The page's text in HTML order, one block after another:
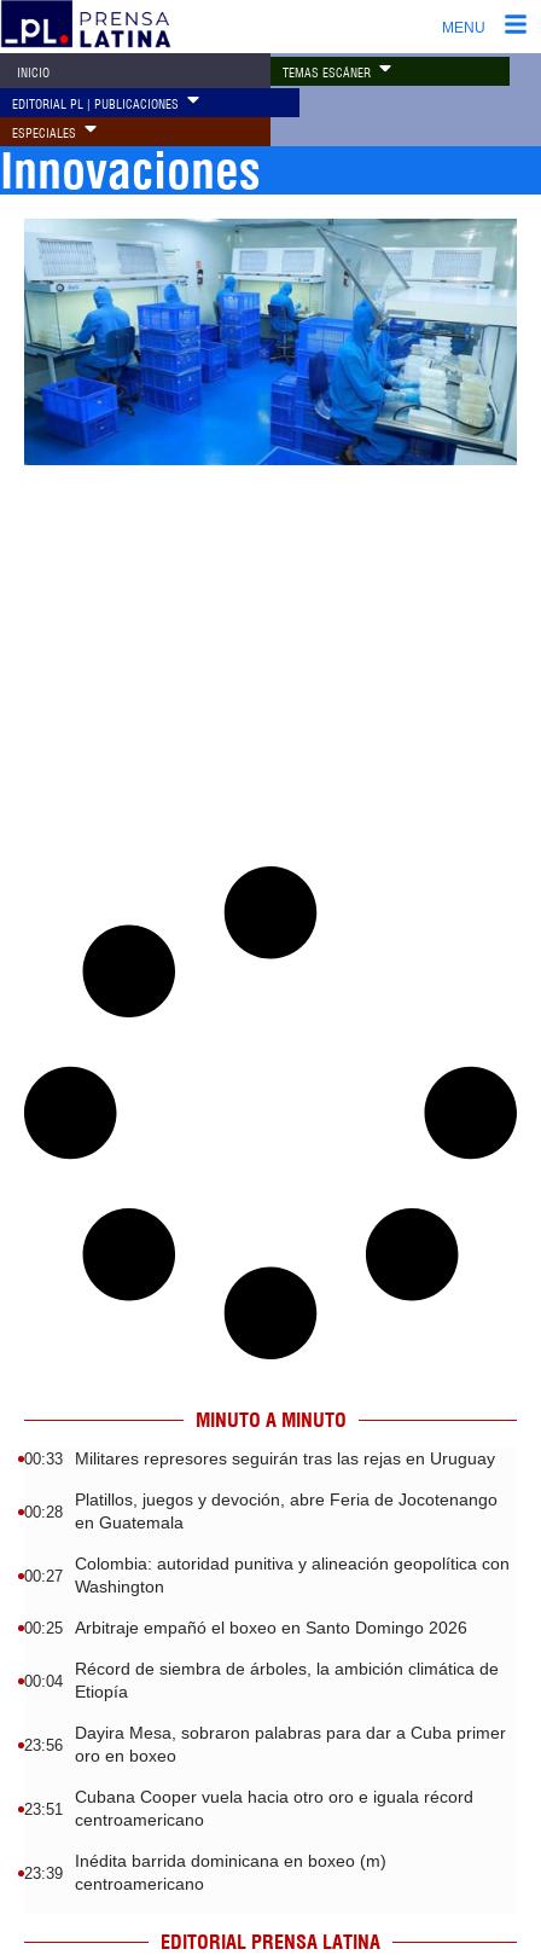
MENU
INICIO TEMAS ESCÁNER
EDITORIAL PL | PUBLICACIONES
ESPECIALES
Innovaciones
MINUTO A MINUTO
00:33 Militares represores seguirán tras las rejas en Uruguay
00:28
Platillos, juegos y devoción, abre Feria de Jocotenango
en Guatemala
00:27
Colombia: autoridad punitiva y alineación geopolítica con
Washington
00:25 Arbitraje empañó el boxeo en Santo Domingo 2026
00:04
Récord de siembra de árboles, la ambición climática de
Etiopía
23:56
Dayira Mesa, sobraron palabras para dar a Cuba primer
oro en boxeo
23:51
Cubana Cooper vuela hacia otro oro e iguala récord
centroamericano
23:39
Inédita barrida dominicana en boxeo (m)
centroamericano
EDITORIAL PRENSA LATINA